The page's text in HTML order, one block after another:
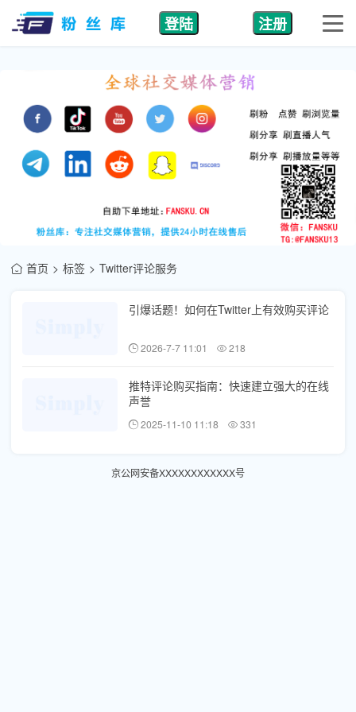
登陆 注册
首页 标签 Twitter评论服务
引爆话题！如何在Twitter上有效购买评论
2026-7-7 11:01 218
推特评论购买指南：快速建立强大的在线
声誉
2025-11-10 11:18 331
京公网安备XXXXXXXXXXXX号